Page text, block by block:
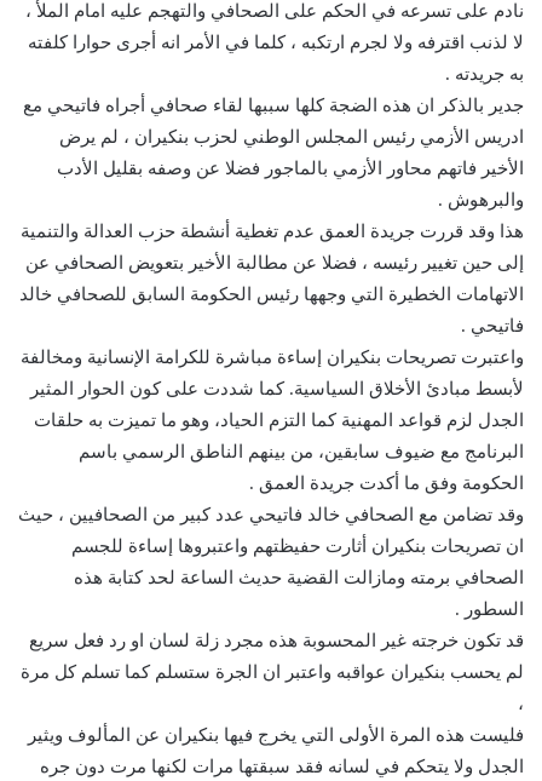
نادم على تسرعه في الحكم على الصحافي والتهجم عليه امام الملأ ،
لا لذنب اقترفه ولا لجرم ارتكبه ، كلما في الأمر انه أجرى حوارا كلفته
به جريدته .
جدير بالذكر ان هذه الضجة كلها سببها لقاء صحافي أجراه فاتيحي مع
ادريس الأزمي رئيس المجلس الوطني لحزب بنكيران ، لم يرض
الأخير فاتهم محاور الأزمي بالماجور فضلا عن وصفه بقليل الأدب
والبرهوش .
هذا وقد قررت جريدة العمق عدم تغطية أنشطة حزب العدالة والتنمية
إلى حين تغيير رئيسه ، فضلا عن مطالبة الأخير بتعويض الصحافي عن
الاتهامات الخطيرة التي وجهها رئيس الحكومة السابق للصحافي خالد
فاتيحي .
واعتبرت تصريحات بنكيران إساءة مباشرة للكرامة الإنسانية ومخالفة
لأبسط مبادئ الأخلاق السياسية. كما شددت على كون الحوار المثير
الجدل لزم قواعد المهنية كما التزم الحياد، وهو ما تميزت به حلقات
البرنامج مع ضيوف سابقين، من بينهم الناطق الرسمي باسم
الحكومة وفق ما أكدت جريدة العمق .
وقد تضامن مع الصحافي خالد فاتيحي عدد كبير من الصحافيين ، حيث
ان تصريحات بنكيران أثارت حفيظتهم واعتبروها إساءة للجسم
الصحافي برمته ومازالت القضية حديث الساعة لحد كتابة هذه
السطور .
قد تكون خرجته غير المحسوبة هذه مجرد زلة لسان او رد فعل سريع
لم يحسب بنكيران عواقبه واعتبر ان الجرة ستسلم كما تسلم كل مرة
،
فليست هذه المرة الأولى التي يخرج فيها بنكيران عن المألوف ويثير
الجدل ولا يتحكم في لسانه فقد سبقتها مرات لكنها مرت دون جره